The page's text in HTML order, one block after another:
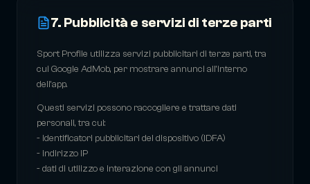
7. Pubblicità e servizi di terze parti
Sport Profile utilizza servizi pubblicitari di terze parti, tra
cui Google AdMob, per mostrare annunci all'interno
dell'app.
Questi servizi possono raccogliere e trattare dati
personali, tra cui:
- identificatori pubblicitari del dispositivo (IDFA)
- indirizzo IP
- dati di utilizzo e interazione con gli annunci